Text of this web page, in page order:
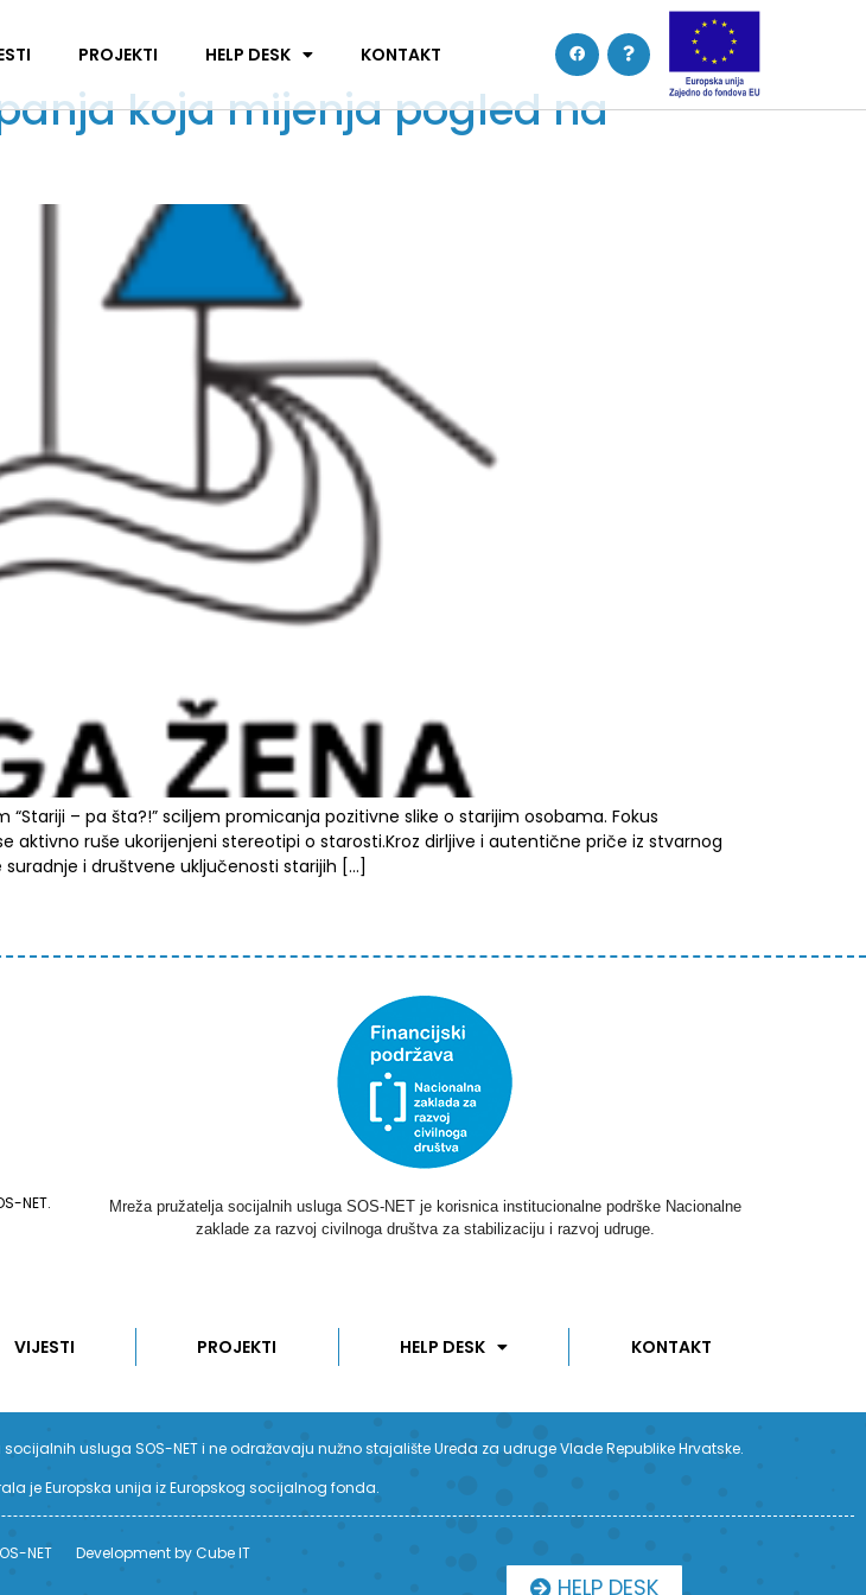
PROJEKTI HELP DESK KONTAKT
koja mijenja pogled na
– pa šta?!” sciljem promicanja pozitivne slike o starijim osobama. Fokus
ruše ukorijenjeni stereotipi o starosti.Kroz dirljive i autentične priče iz stvarnog
i društvene uključenosti starijih […]
NET.
Mreža pružatelja socijalnih usluga SOS-NET je korisnica institucionalne podrške Nacionalne
zaklade za razvoj civilnoga društva za stabilizaciju i razvoj udruge.
VIJESTI PROJEKTI HELP DESK KONTAKT
usluga SOS-NET i ne odražavaju nužno stajalište Ureda za udruge Vlade Republike Hrvatske.
je Europska unija iz Europskog socijalnog fonda.
NET Development by Cube IT
HELP DESK